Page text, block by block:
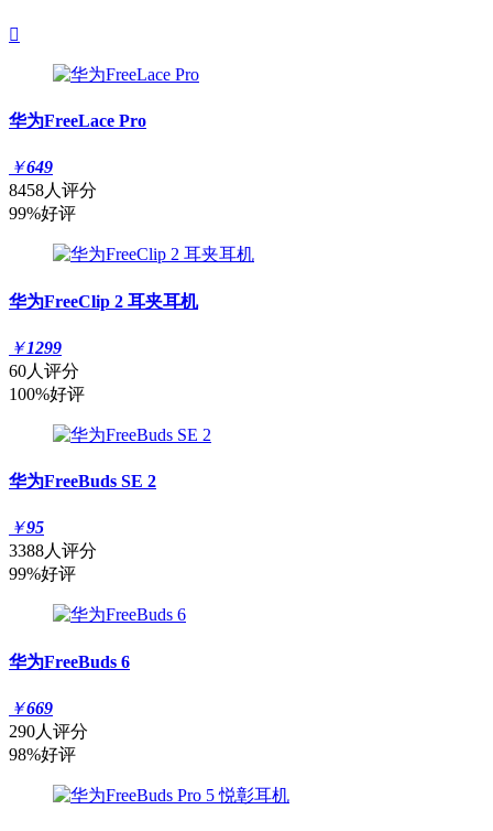

华为FreeLace Pro
￥649
8458人评分
99%好评
华为FreeClip 2 耳夹耳机
￥1299
60人评分
100%好评
华为FreeBuds SE 2
￥95
3388人评分
99%好评
华为FreeBuds 6
￥669
290人评分
98%好评